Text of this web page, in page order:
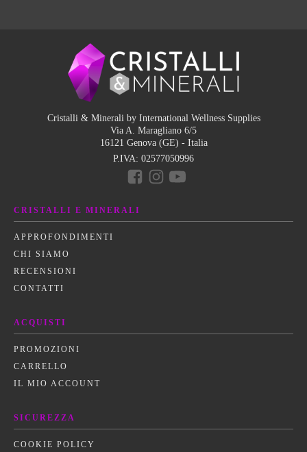
Cristalli & Minerali by International Wellness Supplies
Via A. Maragliano 6/5
16121 Genova (GE) - Italia
P.IVA: 02577050996
CRISTALLI E MINERALI
APPROFONDIMENTI
CHI SIAMO
RECENSIONI
CONTATTI
ACQUISTI
PROMOZIONI
CARRELLO
IL MIO ACCOUNT
SICUREZZA
COOKIE POLICY